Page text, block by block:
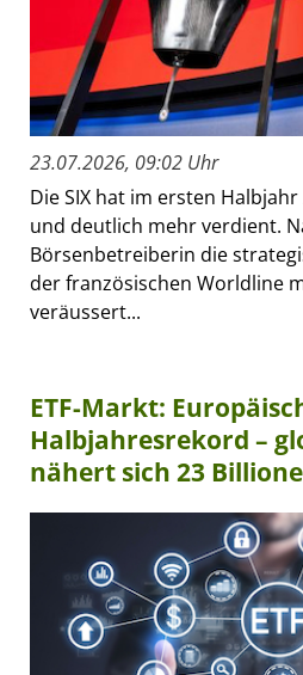
23.07.2026, 09:02 Uhr
Die SIX hat im ersten
und deutlich mehr verdient.
Börsenbetreiberin die
der französischen Worldline
veräussert...
ETF-Markt:
Halbjahresrekord –
nähert sich 23